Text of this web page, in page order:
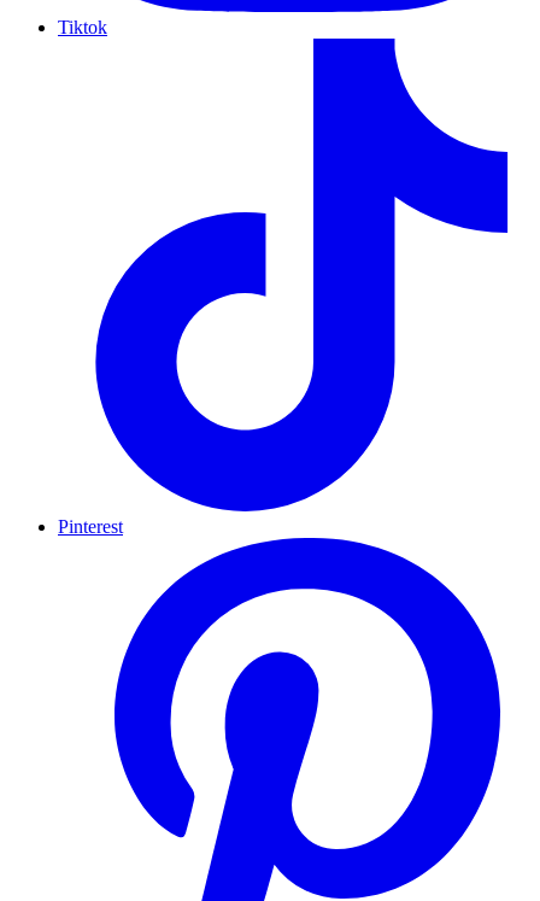
Tiktok
Pinterest